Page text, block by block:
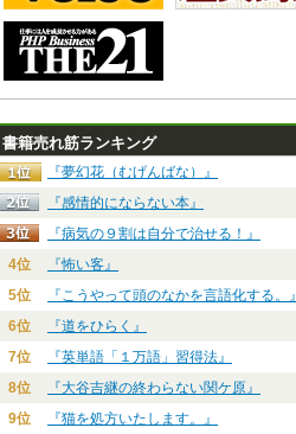
書籍売れ筋ランキング
『夢幻花（むげんばな）』
『感情的にならない本』
『病気の９割は自分で治せる！』
4位
『怖い客』
5位
『こうやって頭のなかを言語化する。』
6位
『道をひらく』
7位
『英単語「１万語」習得法』
8位
『大谷吉継の終わらない関ケ原』
9位
『猫を処方いたします。』